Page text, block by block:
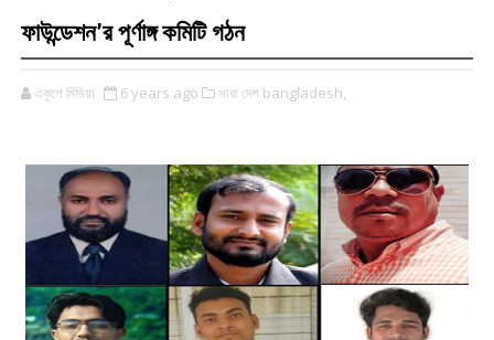
ফাউন্ডেশন’র পূর্ণাঙ্গ কমিটি গঠন
একুশে মিডিয়া 6 years ago সারা দেশ bangladesh,